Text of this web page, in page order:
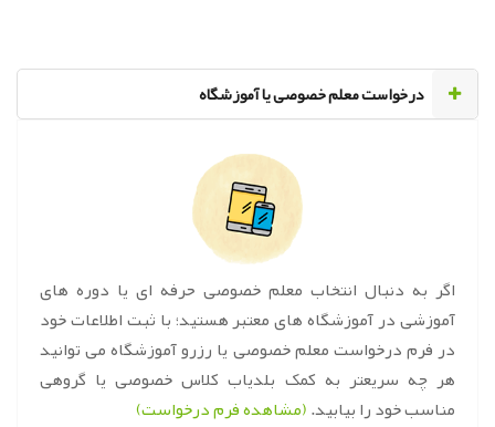
‌درخواست معلم خصوصی یا آموزشگاه
اگر به دنبال انتخاب معلم خصوصی حرفه ای یا دوره های
آموزشی در آموزشگاه های معتبر هستید؛ با ثبت اطلاعات خود
در فرم درخواست معلم خصوصی یا رزرو آموزشگاه می توانید
هر چه سریعتر به کمک بلدیاب کلاس خصوصی یا گروهی
مناسب خود را بیابید.(مشاهده فرم درخواست)